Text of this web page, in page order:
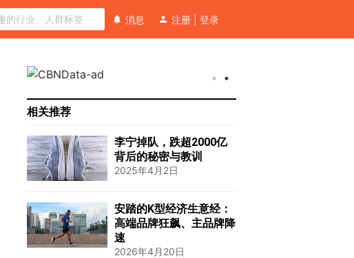
消息 注册 登录
相关推荐
李宁掉队，跌超2000亿
背后的秘密与教训
2025年4月2日
安踏的K型经济生意经：
高端品牌狂飙、主品牌降
速
2026年4月20日